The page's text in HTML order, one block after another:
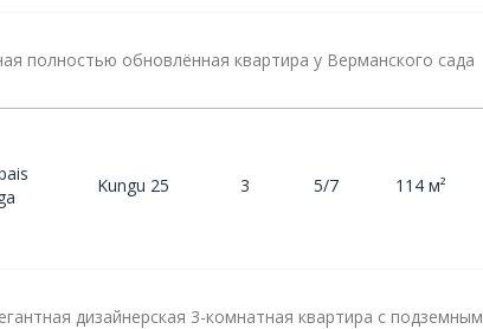
полностью обновлённая квартира у Верманского сада
Kungu 25 3 5/7 114 м²
дизайнерская 3-комнатная квартира с подземным